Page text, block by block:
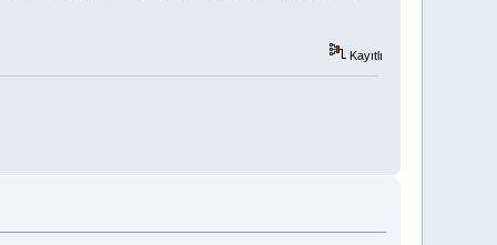
Kayıtlı